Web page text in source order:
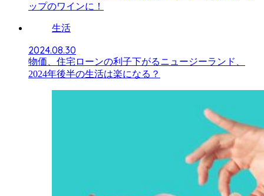
ップのワインに！
生活
2024.08.30
物価、住宅ローンの利子下がるニュージーランド、
2024年後半の生活は楽になる？